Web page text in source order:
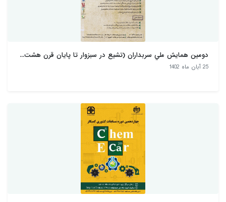
دومين همايش ملي سربداران (تشيع در سبزوار تا پايان قرن هشت...
25 آبان ماه 1402